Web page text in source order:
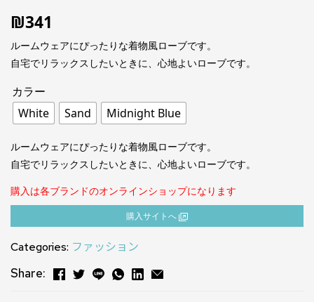
₪341
ルームウェアにぴったりな着物風ローブです。
自宅でリラックスしたいときに、心地よいローブです。
カラー
White
Sand Midnight Blue
ルームウェアにぴったりな着物風ローブです。
自宅でリラックスしたいときに、心地よいローブです。
購入は各ブランドのオンラインショップになります
購⼊サイトへ
Categories: ファッション
Share: